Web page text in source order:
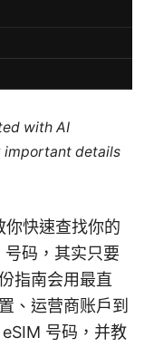
with AI
important details
你快速查找你的
码，其实只要
指南会用最直
、运营商账户到
号码，并教